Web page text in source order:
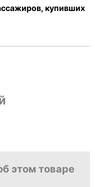
купивших
этом товаре